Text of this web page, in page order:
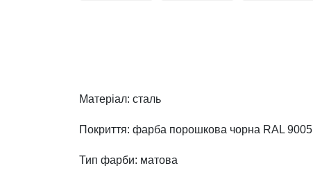
Матеріал: сталь
Покриття: фарба порошкова чорна RAL 9005
Тип фарби: матова